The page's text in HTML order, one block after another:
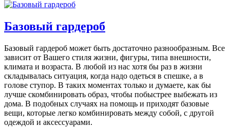
Базовый гардероб
Базовый гардероб может быть достаточно разнообразным. Все
зависит от Вашего стиля жизни, фигуры, типа внешности,
климата и возраста. В любой из нас хотя бы раз в жизни
складывалась ситуация, когда надо одеться в спешке, а в
голове ступор. В таких моментах только и думаете, как бы
лучше скомбинировать образ, чтобы побыстрее выбежать из
дома. В подобных случаях на помощь и приходят базовые
вещи, которые легко комбинировать между собой, с другой
одеждой и аксессуарами.